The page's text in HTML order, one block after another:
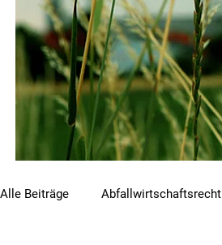
Alle Beiträge Abfallwirtschaftsrecht